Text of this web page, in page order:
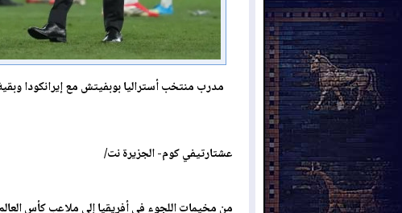
مدرب منتخب أستراليا بوبفيتش مع إيرانكودا
عشتارتيفي كوم- الجزيرة نت/